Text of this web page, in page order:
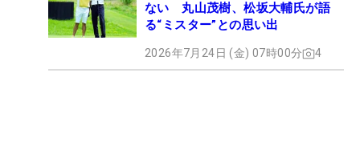
ない 丸山茂樹、松坂大輔氏が語
る“ミスター”との思い出
2026年7月24日 (金) 07時00分 4